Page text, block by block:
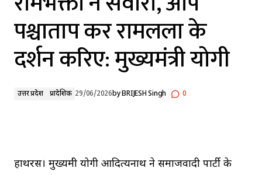
पश्चाताप कर रामलला के
दर्शन करिए: मुख्यमंत्री योगी
उत्तर प्रदेश प्रादेशिक 29/06/2026byBRIJESH Singh 0
हाथरस। मुख्यमंत्री योगी आदित्यनाथ ने समाजवादी पार्टी के